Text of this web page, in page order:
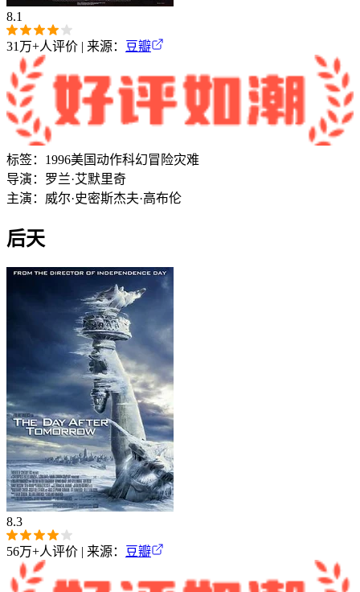
8.1
31万+人评价 | 来源： 豆瓣
标签： 1996美国动作科幻冒险灾难
导演： 罗兰·艾默里奇
主演： 威尔·史密斯杰夫·高布伦
后天
8.3
56万+人评价 | 来源： 豆瓣